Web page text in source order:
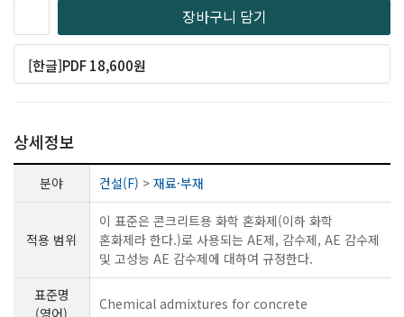
장바구니 담기
[한글]PDF 18,600원
상세정보
분야 건설(F) > 재료·부재
적용 범위
이 표준은 콘크리트용 화학 혼화제(이하 화학
혼화제라 한다.)로 사용되는 AE제, 감수제, AE 감수제
및 고성능 AE 감수제에 대하여 규정한다.
표준명
(영어)
Chemical admixtures for concrete